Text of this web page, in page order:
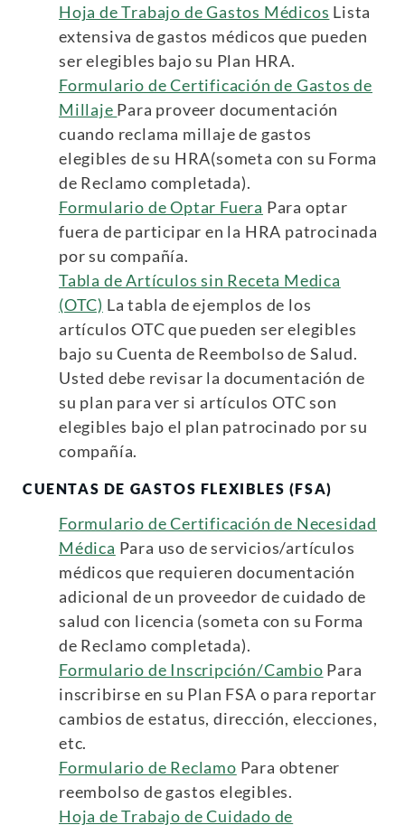
Hoja de Trabajo de Gastos Médicos Lista
extensiva de gastos médicos que pueden
ser elegibles bajo su Plan HRA.
Formulario de Certificación de Gastos de
Millaje Para proveer documentación
cuando reclama millaje de gastos
elegibles de su HRA(someta con su Forma
de Reclamo completada).
Formulario de Optar Fuera Para optar
fuera de participar en la HRA patrocinada
por su compañía.
Tabla de Artículos sin Receta Medica
(OTC) La tabla de ejemplos de los
artículos OTC que pueden ser elegibles
bajo su Cuenta de Reembolso de Salud.
Usted debe revisar la documentación de
su plan para ver si artículos OTC son
elegibles bajo el plan patrocinado por su
compañía.
CUENTAS DE GASTOS FLEXIBLES (FSA)
Formulario de Certificación de Necesidad
Médica Para uso de servicios/artículos
médicos que requieren documentación
adicional de un proveedor de cuidado de
salud con licencia (someta con su Forma
de Reclamo completada).
Formulario de Inscripción/Cambio Para
inscribirse en su Plan FSA o para reportar
cambios de estatus, dirección, elecciones,
etc.
Formulario de Reclamo Para obtener
reembolso de gastos elegibles.
Hoja de Trabajo de Cuidado de